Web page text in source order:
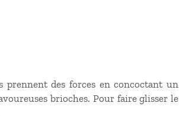
prennent des forces en concoctant un
brioches. Pour faire glisser le